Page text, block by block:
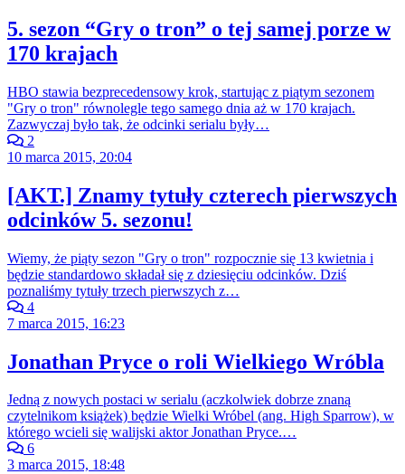
5. sezon “Gry o tron” o tej samej porze w
170 krajach
HBO stawia bezprecedensowy krok, startując z piątym sezonem
"Gry o tron" równolegle tego samego dnia aż w 170 krajach.
Zazwyczaj było tak, że odcinki serialu były…
2
10 marca 2015, 20:04
[AKT.] Znamy tytuły czterech pierwszych
odcinków 5. sezonu!
Wiemy, że piąty sezon "Gry o tron" rozpocznie się 13 kwietnia i
będzie standardowo składał się z dziesięciu odcinków. Dziś
poznaliśmy tytuły trzech pierwszych z…
4
7 marca 2015, 16:23
Jonathan Pryce o roli Wielkiego Wróbla
Jedną z nowych postaci w serialu (aczkolwiek dobrze znaną
czytelnikom książek) będzie Wielki Wróbel (ang. High Sparrow), w
którego wcieli się walijski aktor Jonathan Pryce.…
6
3 marca 2015, 18:48